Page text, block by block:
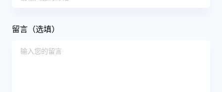
留言（选填）